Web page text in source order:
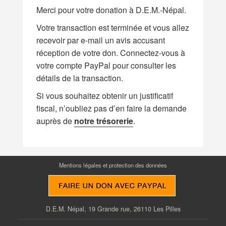
Merci pour votre donation à D.E.M.-Népal.
Votre transaction est terminée et vous allez
recevoir par e-mail un avis accusant
réception de votre don. Connectez-vous à
votre compte PayPal pour consulter les
détails de la transaction.
Si vous souhaitez obtenir un justificatif
fiscal, n’oubliez pas d’en faire la demande
auprès de notre trésorerie.
Mentions légales et protection des données
D.E.M. Népal, 19 Grande rue, 26110 Les Pilles